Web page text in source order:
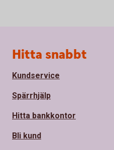
Sidfot
Hitta snabbt
Kundservice
Spärrhjälp
Hitta bankkontor
Bli kund